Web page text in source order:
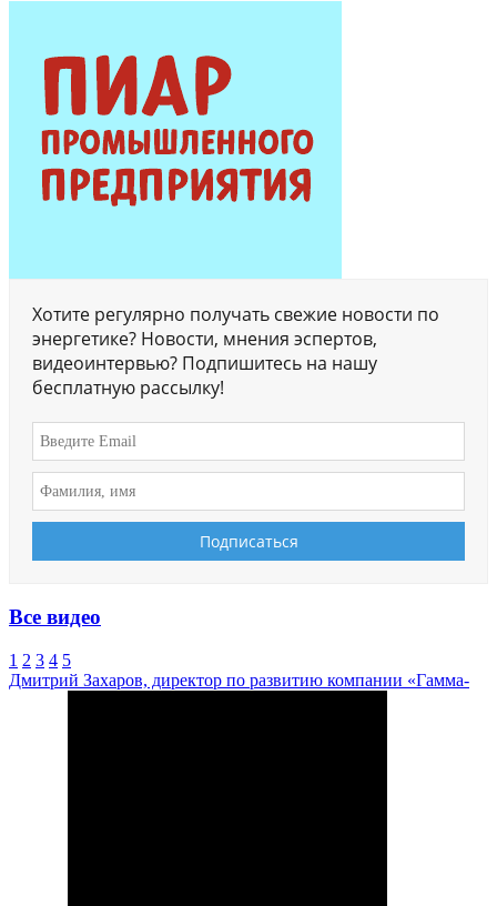
Хотите регулярно получать свежие новости по
энергетике? Новости, мнения эспертов,
видеоинтервью? Подпишитесь на нашу
бесплатную рассылку!
Все видео
1 2 3 4 5
Дмитрий Захаров, директор по развитию компании «Гамма-